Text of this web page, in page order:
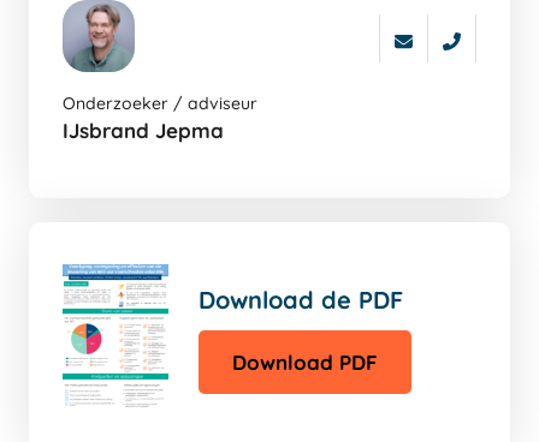
naar
de
Onderzoeker / adviseur
IJsbrand Jepma
Download de PDF
Download PDF